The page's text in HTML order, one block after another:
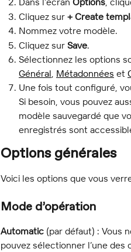
Cliquez sur + Create
Nommez votre modèle.
Cliquez sur Save.
Sélectionnez les options
Général, Métadonnées et
Une fois tout configuré,
Si besoin, vous pouvez
modèle sauvegardé que
enregistrés sont
Options générales
Voici les options que vous
Mode d’opération
Automatic (par défaut) : Vous
pouvez sélectionner l’une